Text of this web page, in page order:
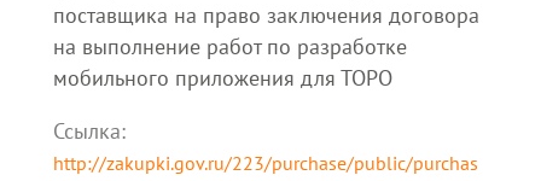
поставщика на право заключения договора
на выполнение работ по разработке
мобильного приложения для ТОРО
Ссылка:
http://zakupki.gov.ru/223/purchase/public/purchas